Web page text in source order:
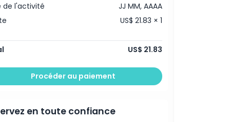
de l'activité
JJ MM, AAAA
US$ 21.83 × 1
US$ 21.83
Procéder au paiement
en toute confiance